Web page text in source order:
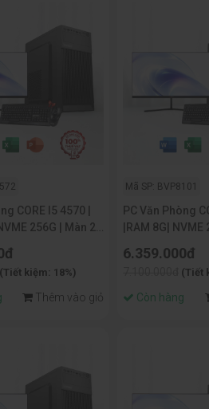
CORE I5 4570 |
256G | Màn 22
(Tiết kiệm: 18%)
Thêm vào giỏ
Mã SP: BVP8101
PC Văn Phòng
|RAM 8G|
6.359.000đ
(Tiết
Còn hàng